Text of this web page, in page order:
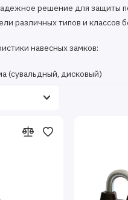
решение для защиты
различных типов и классов
навесных замков:
(сувальдный, дисковый)